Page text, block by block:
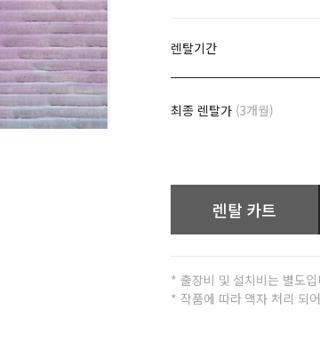
렌탈기간
최종 렌탈가(3개월)
렌탈 카트
* 출장비 및 설치비는 별도입
* 작품에 따라 액자 처리 되